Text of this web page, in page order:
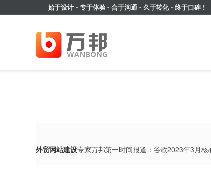
始于设计 - 专于体验 - 合于沟通 - 久于转化 - 终于口碑 !
外贸网站建设专家万邦第一时间报道：谷歌2023年3月